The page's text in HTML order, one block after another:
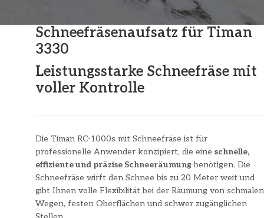
Schneefräsenaufsatz für Timan
3330
Leistungsstarke Schneefräse mit
voller Kontrolle
Die Timan RC-1000s mit Schneefräse ist für
professionelle Anwender konzipiert, die eine schnelle,
effiziente und präzise Schneeräumungbenötigen. Die
Schneefräse wirft den Schnee bis zu 20 Meter weit und
gibt Ihnen volle Flexibilität bei der Räumung von schmalen
Wegen, festen Oberflächen und schwer zugänglichen